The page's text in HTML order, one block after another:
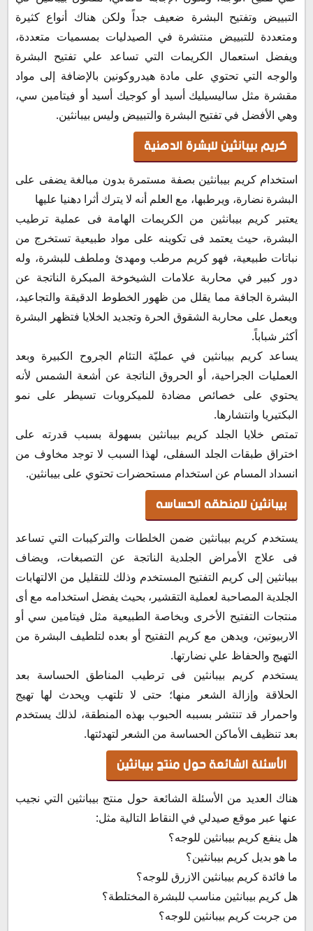
التبييض وتفتيح البشرة ضعيف جداً ولكن هناك أنواع كثيرة
ومتعددة للتبييض منتشرة في الصيدليات بمسميات متعددة،
ويفضل استعمال الكريمات التي تساعد علي تفتيح البشرة
والوجه التي تحتوي على مادة هيدروكونين بالإضافة إلى مواد
مقشرة مثل ساليسيليك أسيد أو كوجيك أسيد أو فيتامين سي،
وهي الأفضل في تفتيح البشرة والتبييض وليس بيبانثين.
كريم بيبانثين للبشرة الدهنية
استخدام كريم بيبانثين بصفة مستمرة بدون مبالغة يضفى على
البشرة نضارة، ويرطبها، مع العلم أنه لا يترك أثرا دهنيا عليها
يعتبر كريم بيبانثين من الكريمات الهامة فى عملية ترطيب
البشرة، حيث يعتمد فى تكوينه على مواد طبيعية تستخرج من
نباتات طبيعية، فهو كريم مرطب ومهدئ وملطف للبشرة، وله
دور كبير في محاربة علامات الشيخوخة المبكرة الناتجة عن
البشرة الجافة مما يقلل من ظهور الخطوط الدقيقة والتجاعيد،
ويعمل على محاربة الشقوق الحرة وتجديد الخلايا فتظهر البشرة
أكثر شباباً.
يساعد كريم بيبانثين في عمليّة التئام الجروح الكبيرة وبعد
العمليات الجراحية، أو الحروق الناتجة عن أشعة الشمس لأنه
يحتوي على خصائص مضادة للميكروبات تسيطر على نمو
البكتيريا وانتشارها.
تمتص خلايا الجلد كريم بيبانثين بسهولة بسبب قدرته على
اختراق طبقات الجلد السفلى، لهذا السبب لا توجد مخاوف من
انسداد المسام عن استخدام مستحضرات تحتوي على بيبانثين.
بيبانثين للمنطقه الحساسه
يستخدم كريم بيبانثين ضمن الخلطات والتركيبات التي تساعد
فى علاج الأمراض الجلدية الناتجة عن التصبغات، ويضاف
بيبانثين إلى كريم التفتيح المستخدم وذلك للتقليل من الالتهابات
الجلدية المصاحبة لعملية التقشير، بحيث يفضل استخدامه مع أى
منتجات التفتيح الأخرى وبخاصة الطبيعية مثل فيتامين سي أو
الاربيوتين، ويدهن مع كريم التفتيح أو بعده لتلطيف البشرة من
التهيج والحفاظ علي نضارتها.
يستخدم كريم بيبانثين فى ترطيب المناطق الحساسة بعد
الحلاقة وإزالة الشعر منها؛ حتى لا تلتهب ويحدث لها تهيج
واحمرار قد تنتشر بسببه الحبوب بهذه المنطقة، لذلك يستخدم
بعد تنظيف الأماكن الحساسة من الشعر لتهدئتها.
الأسئلة الشائعة حول منتج بيبانثين
هناك العديد من الأسئلة الشائعة حول منتج بيبانثين التي نجيب
عنها عبر موقع صيدلي في النقاط التالية مثل:
هل ينفع كريم بيبانثين للوجه؟
ما هو بديل كريم بيبانثين؟
ما فائدة كريم بيبانثين الازرق للوجه؟
هل كريم بيبانثين مناسب للبشرة المختلطة؟
من جربت كريم بيبانثين للوجه؟